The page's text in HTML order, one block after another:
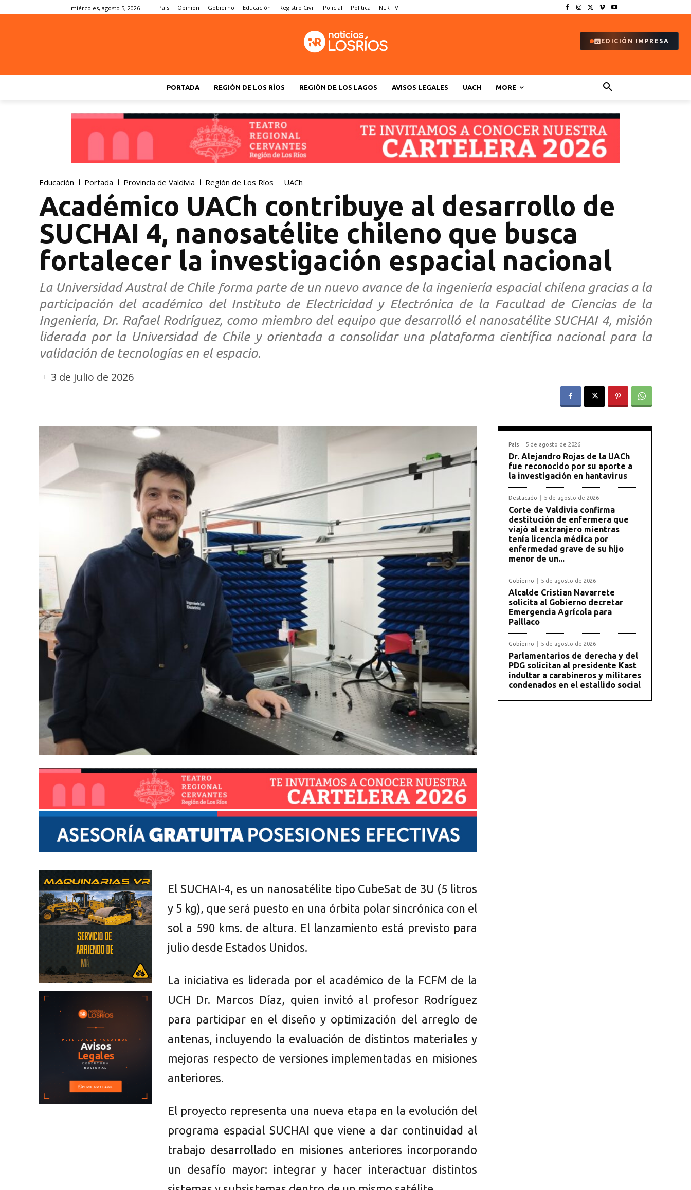
miércoles, agosto 5, 2026 País Opinión Gobierno Educación Registro Civil Policial Política NLR TV
EDICIÓN IMPRESA
PORTADA REGIÓN DE LOS RÍOS REGIÓN DE LOS LAGOS AVISOS LEGALES UACH MORE
Educación Portada Provincia de Valdivia Región de Los Ríos UACh
Académico UACh contribuye al desarrollo de
SUCHAI 4, nanosatélite chileno que busca
fortalecer la investigación espacial nacional
La Universidad Austral de Chile forma parte de un nuevo avance de la ingeniería espacial chilena gracias a la
participación del académico del Instituto de Electricidad y Electrónica de la Facultad de Ciencias de la
Ingeniería, Dr. Rafael Rodríguez, como miembro del equipo que desarrolló el nanosatélite SUCHAI 4, misión
liderada por la Universidad de Chile y orientada a consolidar una plataforma científica nacional para la
validación de tecnologías en el espacio.
3 de julio de 2026
El SUCHAI-4, es un nanosatélite tipo CubeSat de 3U (5 litros
y 5 kg), que será puesto en una órbita polar sincrónica con el
sol a 590 kms. de altura. El lanzamiento está previsto para
julio desde Estados Unidos.
La iniciativa es liderada por el académico de la FCFM de la
UCH Dr. Marcos Díaz, quien invitó al profesor Rodríguez
para participar en el diseño y optimización del arreglo de
antenas, incluyendo la evaluación de distintos materiales y
mejoras respecto de versiones implementadas en misiones
anteriores.
El proyecto representa una nueva etapa en la evolución del
programa espacial SUCHAI que viene a dar continuidad al
trabajo desarrollado en misiones anteriores incorporando
un desafío mayor: integrar y hacer interactuar distintos
País 5 de agosto de 2026
Dr. Alejandro Rojas de la UACh
fue reconocido por su aporte a
la investigación en hantavirus
Destacado 5 de agosto de 2026
Corte de Valdivia confirma
destitución de enfermera que
viajó al extranjero mientras
tenía licencia médica por
enfermedad grave de su hijo
menor de un...
Gobierno 5 de agosto de 2026
Alcalde Cristian Navarrete
solicita al Gobierno decretar
Emergencia Agrícola para
Paillaco
Gobierno 5 de agosto de 2026
Parlamentarios de derecha y del
PDG solicitan al presidente Kast
indultar a carabineros y militares
condenados en el estallido social